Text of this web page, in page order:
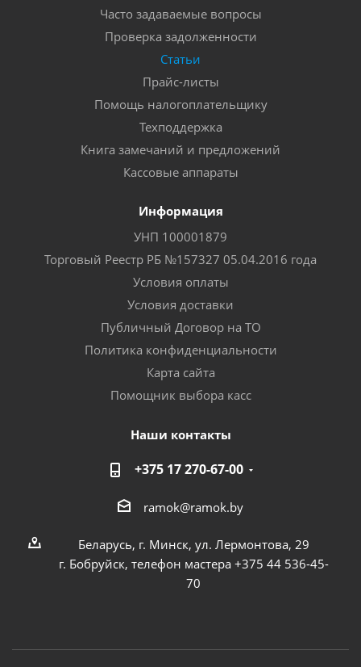
Часто задаваемые вопросы
Проверка задолженности
Статьи
Прайс-листы
Помощь налогоплательщику
Техподдержка
Книга замечаний и предложений
Кассовые аппараты
Информация
УНП 100001879
Торговый Реестр РБ №157327 05.04.2016 года
Условия оплаты
Условия доставки
Публичный Договор на ТО
Политика конфиденциальности
Карта сайта
Помощник выбора касс
Наши контакты
+375 17 270-67-00
ramok@ramok.by
Беларусь, г. Минск, ул. Лермонтова, 29
г. Бобруйск, телефон мастера +375 44 536-45-
70